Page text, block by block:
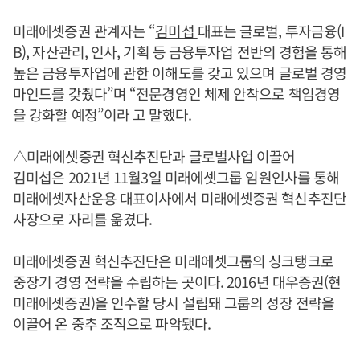
미래에셋증권 관계자는 “김미섭 대표는 글로벌, 투자금융(I
B), 자산관리, 인사, 기획 등 금융투자업 전반의 경험을 통해
높은 금융투자업에 관한 이해도를 갖고 있으며 글로벌 경영
마인드를 갖췄다”며 “전문경영인 체제 안착으로 책임경영
을 강화할 예정”이라 고 말했다.
△미래에셋증권 혁신추진단과 글로벌사업 이끌어
김미섭은 2021년 11월3일 미래에셋그룹 임원인사를 통해
미래에셋자산운용 대표이사에서 미래에셋증권 혁신추진단
사장으로 자리를 옮겼다.
미래에셋증권 혁신추진단은 미래에셋그룹의 싱크탱크로
중장기 경영 전략을 수립하는 곳이다. 2016년 대우증권(현
미래에셋증권)을 인수할 당시 설립돼 그룹의 성장 전략을
이끌어 온 중추 조직으로 파악됐다.